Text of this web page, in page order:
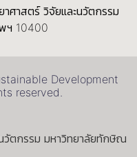
ศาสตร์ วิจัยและนวัตกรรม
ฯ 10400
Development
reserved.
วัตกรรม มหาวิทยาลัยทักษิณ